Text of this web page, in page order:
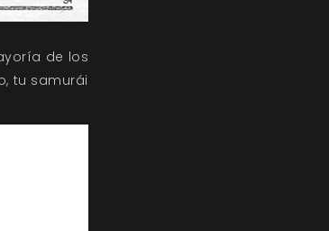
de los
tu samurái